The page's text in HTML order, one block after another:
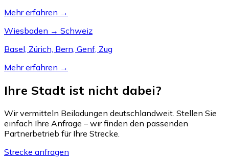
Mehr erfahren →
Wiesbaden → Schweiz
Basel, Zürich, Bern, Genf, Zug
Mehr erfahren →
Ihre Stadt ist nicht dabei?
Wir vermitteln Beiladungen deutschlandweit. Stellen Sie
einfach Ihre Anfrage – wir finden den passenden
Partnerbetrieb für Ihre Strecke.
Strecke anfragen